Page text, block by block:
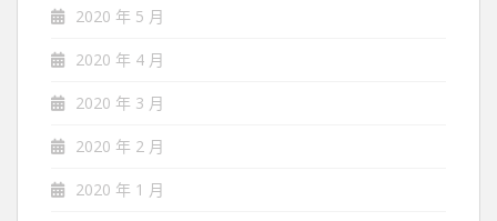
2020 年 5 月
2020 年 4 月
2020 年 3 月
2020 年 2 月
2020 年 1 月